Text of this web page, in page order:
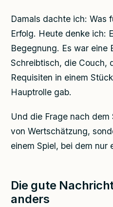
Damals dachte ich: Was
Erfolg. Heute denke ich:
Begegnung. Es war eine
Schreibtisch, die Couch,
Requisiten in einem
Hauptrolle gab.
Und die Frage nach dem
von Wertschätzung,
einem Spiel, bei dem nur
Die gute
anders